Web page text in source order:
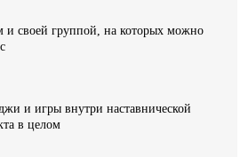
и своей группой, на которых можно
и игры внутри наставнической
в целом